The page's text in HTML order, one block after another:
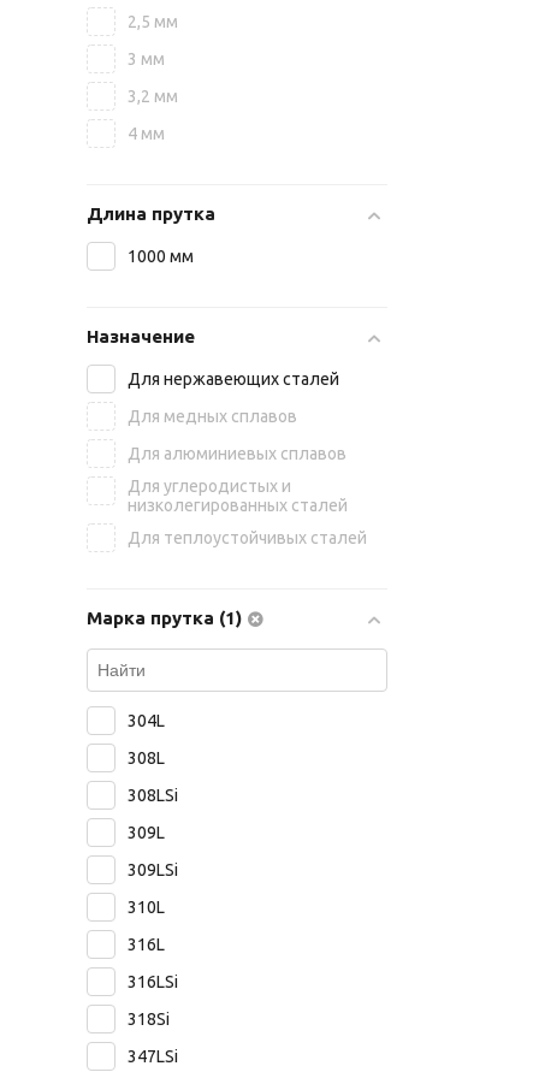
2,5 мм
3 мм
3,2 мм
4 мм
Длина прутка
1000 мм
Назначение
Для нержавеющих сталей
Для медных сплавов
Для алюминиевых сплавов
Для углеродистых и
низколегированных сталей
Для теплоустойчивых сталей
Марка прутка (1)
304L
308L
308LSi
309L
309LSi
310L
316L
316LSi
318Si
347LSi